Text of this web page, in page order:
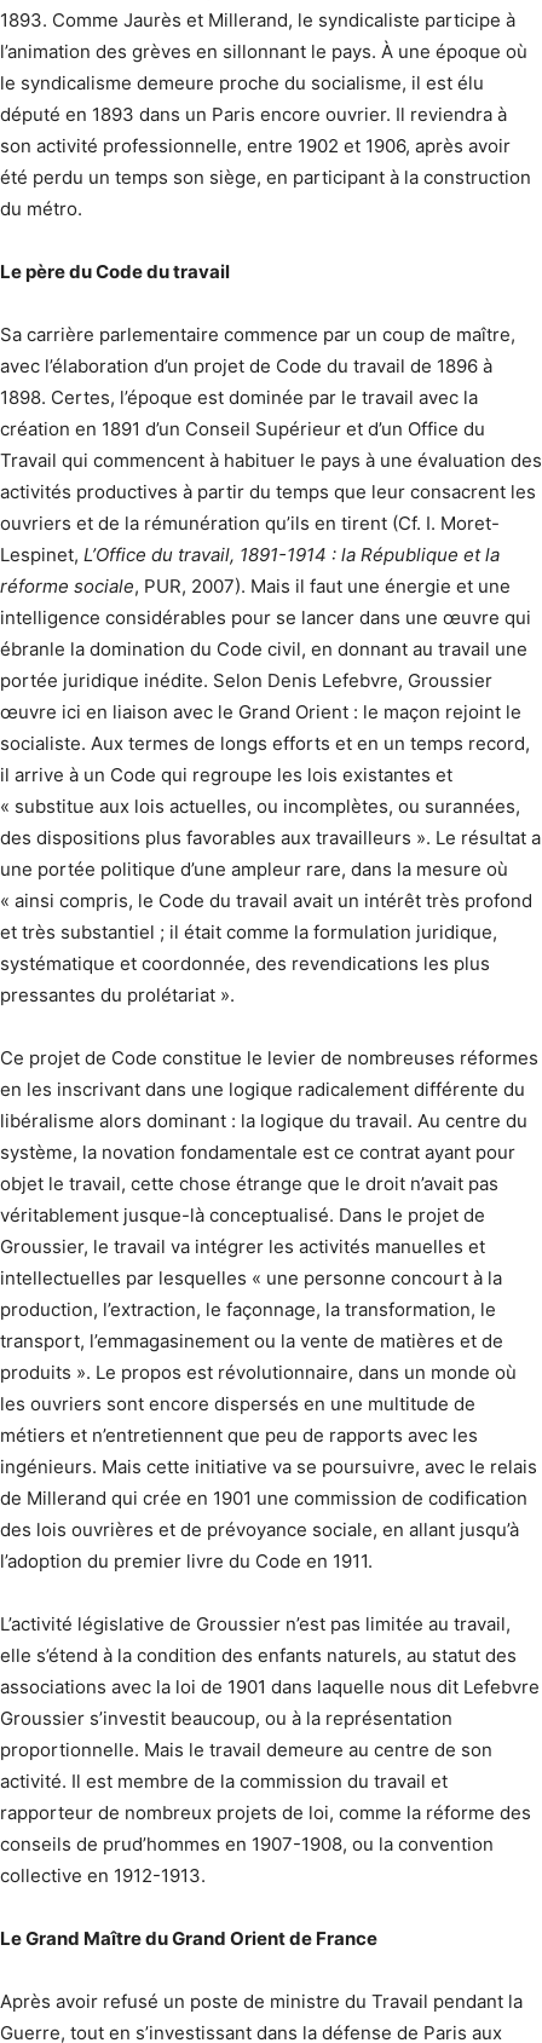
1893. Comme Jaurès et Millerand, le syndicaliste participe à
l’animation des grèves en sillonnant le pays. À une époque où
le syndicalisme demeure proche du socialisme, il est élu
député en 1893 dans un Paris encore ouvrier. Il reviendra à
son activité professionnelle, entre 1902 et 1906, après avoir
été perdu un temps son siège, en participant à la construction
du métro.
Le père du Code du travail
Sa carrière parlementaire commence par un coup de maître,
avec l’élaboration d’un projet de Code du travail de 1896 à
1898. Certes, l’époque est dominée par le travail avec la
création en 1891 d’un Conseil Supérieur et d’un Office du
Travail qui commencent à habituer le pays à une évaluation des
activités productives à partir du temps que leur consacrent les
ouvriers et de la rémunération qu’ils en tirent (Cf. I. Moret-
Lespinet, L’Office du travail, 1891-1914 : la République et la
réforme sociale, PUR, 2007). Mais il faut une énergie et une
intelligence considérables pour se lancer dans une œuvre qui
ébranle la domination du Code civil, en donnant au travail une
portée juridique inédite. Selon Denis Lefebvre, Groussier
œuvre ici en liaison avec le Grand Orient : le maçon rejoint le
socialiste. Aux termes de longs efforts et en un temps record,
il arrive à un Code qui regroupe les lois existantes et
« substitue aux lois actuelles, ou incomplètes, ou surannées,
des dispositions plus favorables aux travailleurs ». Le résultat a
une portée politique d’une ampleur rare, dans la mesure où
« ainsi compris, le Code du travail avait un intérêt très profond
et très substantiel ; il était comme la formulation juridique,
systématique et coordonnée, des revendications les plus
pressantes du prolétariat ».
Ce projet de Code constitue le levier de nombreuses réformes
en les inscrivant dans une logique radicalement différente du
libéralisme alors dominant : la logique du travail. Au centre du
système, la novation fondamentale est ce contrat ayant pour
objet le travail, cette chose étrange que le droit n’avait pas
véritablement jusque-là conceptualisé. Dans le projet de
Groussier, le travail va intégrer les activités manuelles et
intellectuelles par lesquelles « une personne concourt à la
production, l’extraction, le façonnage, la transformation, le
transport, l’emmagasinement ou la vente de matières et de
produits ». Le propos est révolutionnaire, dans un monde où
les ouvriers sont encore dispersés en une multitude de
métiers et n’entretiennent que peu de rapports avec les
ingénieurs. Mais cette initiative va se poursuivre, avec le relais
de Millerand qui crée en 1901 une commission de codification
des lois ouvrières et de prévoyance sociale, en allant jusqu’à
l’adoption du premier livre du Code en 1911.
L’activité législative de Groussier n’est pas limitée au travail,
elle s’étend à la condition des enfants naturels, au statut des
associations avec la loi de 1901 dans laquelle nous dit Lefebvre
Groussier s’investit beaucoup, ou à la représenta­tion
proportionnelle. Mais le travail demeure au centre de son
activité. Il est membre de la commission du travail et
rapporteur de nombreux projets de loi, comme la réforme des
conseils de prud’hommes en 1907-1908, ou la convention
collective en 1912-1913.
Le Grand Maître du Grand Orient de France
Après avoir refusé un poste de ministre du Travail pendant la
Guerre, tout en s’investissant dans la défense de Paris aux